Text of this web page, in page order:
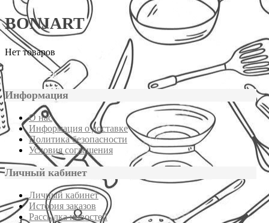
BONJART
Нет товаров
Продолжить
Информация
О нас
Информация о доставке
Политика безопасности
Условия соглашения
Личный кабинет
Личный кабинет
История заказов
Рассылка новостей